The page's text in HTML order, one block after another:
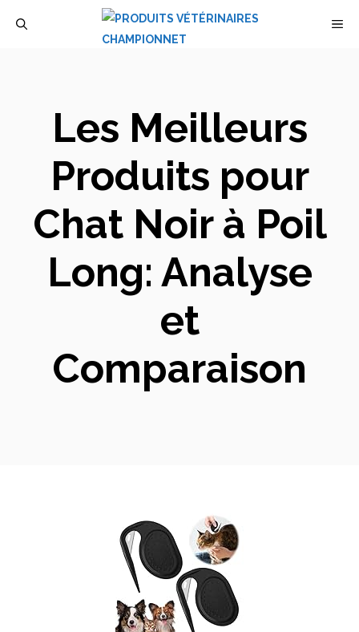
Les Meilleurs
Produits pour
Chat Noir à Poil
Long: Analyse
et
Comparaison